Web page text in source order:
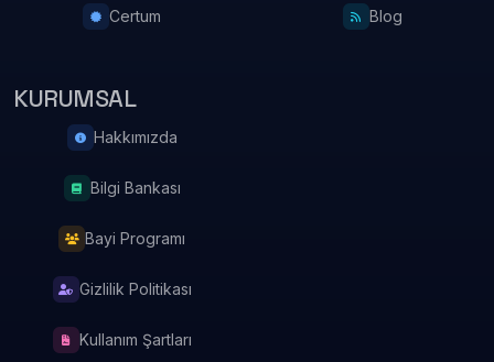
Certum Blog
KURUMSAL
Hakkımızda
Bilgi Bankası
Bayi Programı
Gizlilik Politikası
Kullanım Şartları